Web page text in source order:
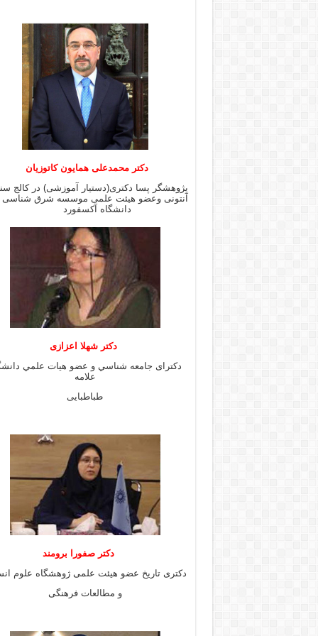
دکتر محمدعلی همایون کاتوزیان
پژوهشگر پسا دکتری(دستیار آموزشی) در کالج
آنتونی وعضو هیئت علمی موسسه شرق
دانشگاه آکسفورد
دكتر شهلا اعزازى
دكتراى جامعه شناسي و عضو هيات علمي
علامه
طباطبايى
دكتر صفورا برومند
دكترى تاريخ عضو هيئت علمى ژوهشگاه علوم
و مطالعات فرهنگى